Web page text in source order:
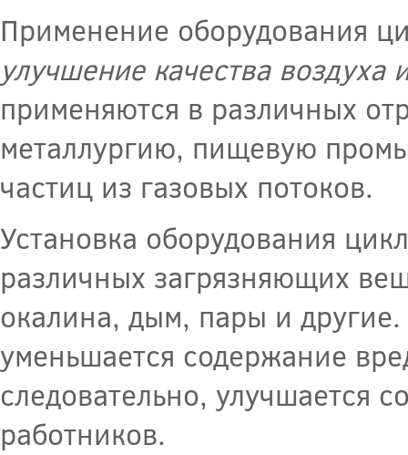
Применение оборудования
улучшение качества воздуха
применяются в различных
металлургию, пищевую
частиц из газовых потоков.
Установка оборудования
различных загрязняющих
окалина, дым, пары и
уменьшается содержание
следовательно, улучшается
работников.